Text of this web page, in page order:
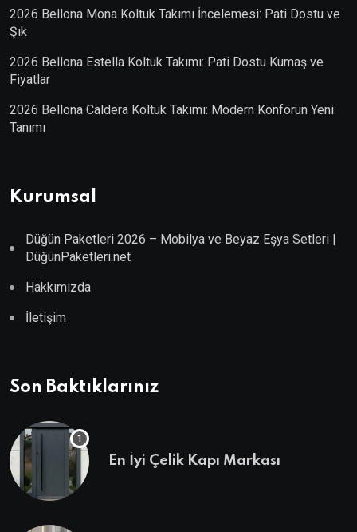
2026 Bellona Mona Koltuk Takımı İncelemesi: Pati Dostu ve
Şık
2026 Bellona Estella Koltuk Takımı: Pati Dostu Kumaş ve
Fiyatlar
2026 Bellona Caldera Koltuk Takımı: Modern Konforun Yeni
Tanımı
Kurumsal
Düğün Paketleri 2026 – Mobilya ve Beyaz Eşya Setleri |
DüğünPaketleri.net
Hakkımızda
İletişim
Son Baktıklarınız
En İyi Çelik Kapı Markası